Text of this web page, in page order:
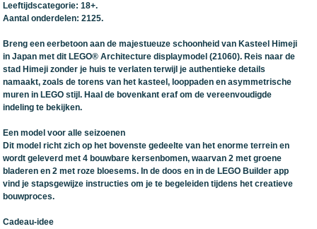
Leeftijdscategorie: 18+.
Aantal onderdelen: 2125.
Breng een eerbetoon aan de majestueuze schoonheid van Kasteel Himeji
in Japan met dit LEGO® Architecture displaymodel (21060). Reis naar de
stad Himeji zonder je huis te verlaten terwijl je authentieke details
namaakt, zoals de torens van het kasteel, looppaden en asymmetrische
muren in LEGO stijl. Haal de bovenkant eraf om de vereenvoudigde
indeling te bekijken.
Een model voor alle seizoenen
Dit model richt zich op het bovenste gedeelte van het enorme terrein en
wordt geleverd met 4 bouwbare kersenbomen, waarvan 2 met groene
bladeren en 2 met roze bloesems. In de doos en in de LEGO Builder app
vind je stapsgewijze instructies om je te begeleiden tijdens het creatieve
bouwproces.
Cadeau-idee